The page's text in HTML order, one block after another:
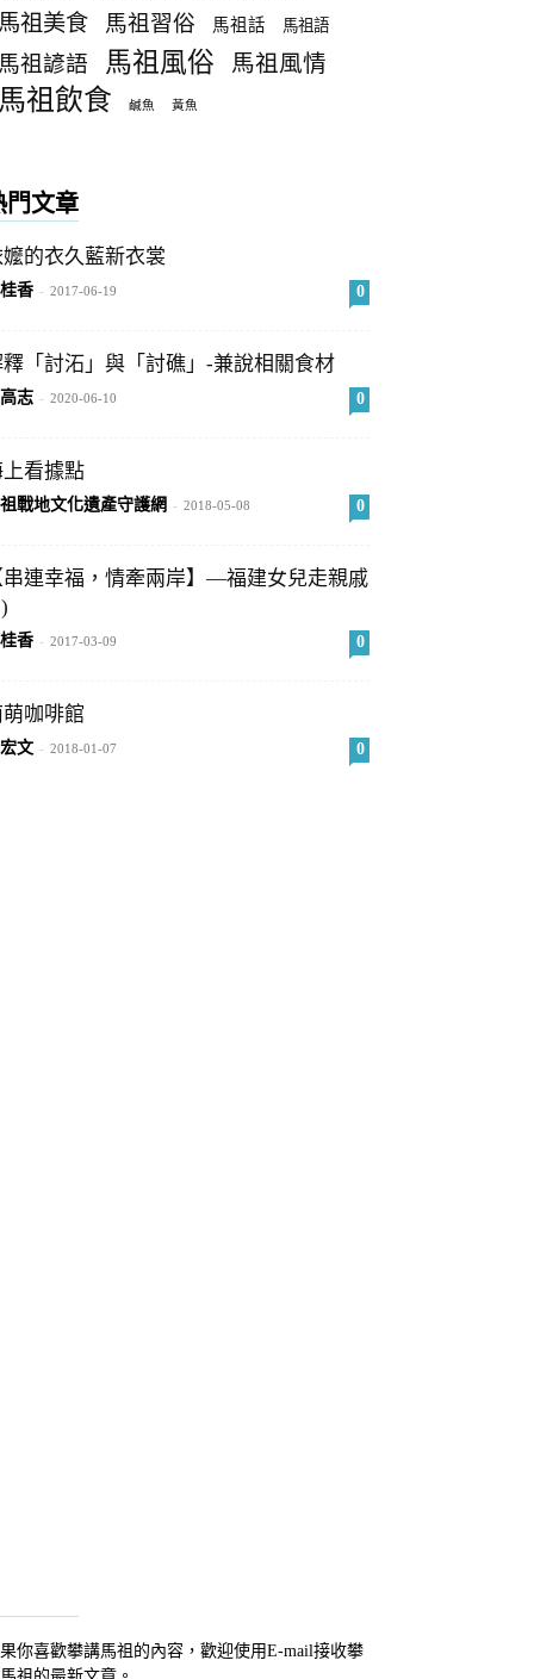
祖美食 馬祖習俗 馬祖話 馬祖語
祖諺語 馬祖風俗 馬祖風情
祖飲食 鹹魚 黃魚
門文章
的衣久藍新衣裳
香 - 2017-06-19 0
「討沰」與「討礁」-兼說相關食材
志 - 2020-06-10 0
看據點
戰地文化遺產守護網 - 2018-05-08 0
串連幸福，情牽兩岸】—福建女兒走親戚
香 - 2017-03-09 0
咖啡館
文 - 2018-01-07 0
你喜歡攀講馬祖的內容，歡迎使用E-mail接收攀